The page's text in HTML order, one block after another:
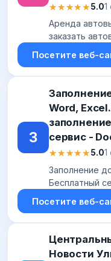
★★★★★
★★★★★5.01
Аренда
заказать
899 руб в
Посетите веб-
З
Word,
сервис -
★★★★★
★★★★★5.01
Заполнение
Бесплатный
заполнения
Word,MS
Посетите веб-
Новости